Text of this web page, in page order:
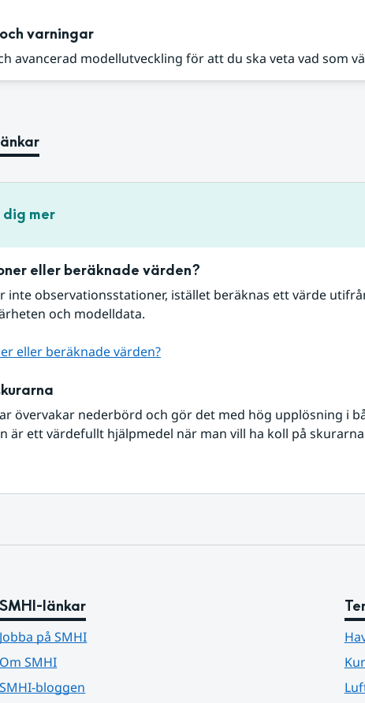
varningar
avancerad modellutveckling för att du ska veta vad som
dig mer
eller beräknade värden?
inte observationsstationer, istället beräknas ett värde
och modelldata.
eller beräknade värden?
övervakar nederbörd och gör det med hög upplösning i
är ett värdefullt hjälpmedel när man vill ha koll på
SMHI-länkar
Jobba på SMHI
Om SMHI
SMHI-bloggen